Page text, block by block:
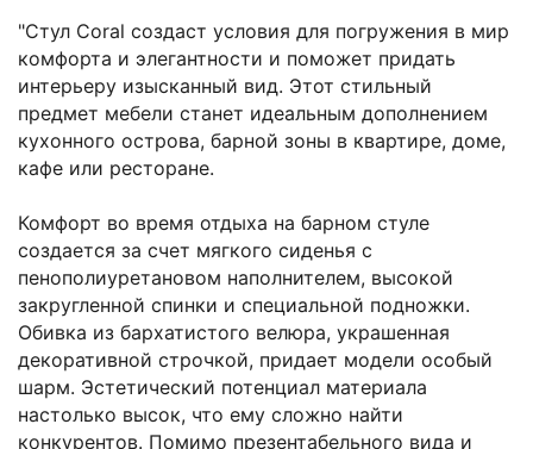
"Стул Coral создаст условия для погружения в мир
комфорта и элегантности и поможет придать
интерьеру изысканный вид. Этот стильный
предмет мебели станет идеальным дополнением
кухонного острова, барной зоны в квартире, доме,
кафе или ресторане.
Комфорт во время отдыха на барном стуле
создается за счет мягкого сиденья с
пенополиуретановом наполнителем, высокой
закругленной спинки и специальной подножки.
Обивка из бархатистого велюра, украшенная
декоративной строчкой, придает модели особый
шарм. Эстетический потенциал материала
настолько высок, что ему сложно найти
конкурентов. Помимо презентабельного вида и